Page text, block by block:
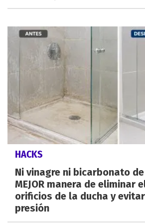
HACKS
Ni vinagre ni bicarbonato
MEJOR manera de eliminar
orificios de la ducha y evitar
presión